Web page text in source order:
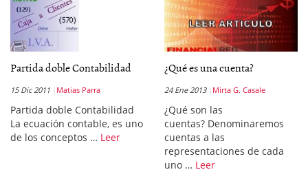
Partida doble Contabilidad
15 Dic 2011 Matias Parra
Partida doble Contabilidad
La ecuación contable, es uno
de los conceptos … Leer
¿Qué es una cuenta?
24 Ene 2013 Mirta G. Casale
¿Qué son las
cuentas? Denominaremos
cuentas a las
representaciones de cada
uno … Leer